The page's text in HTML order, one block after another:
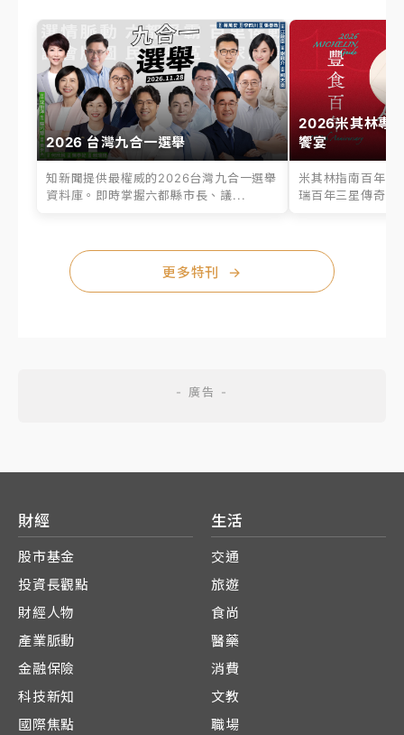
2026 台灣九合一選舉
知新聞提供最權威的2026台灣九合一選舉
資料庫。即時掌握六都縣市長、議...
2026米其林專
饗宴
米其林指南百年之
瑞百年三星傳奇、
更多特刊 →
財經
股市基金
投資長觀點
財經人物
產業脈動
金融保險
科技新知
國際焦點
生活
交通
旅遊
食尚
醫藥
消費
文教
職場